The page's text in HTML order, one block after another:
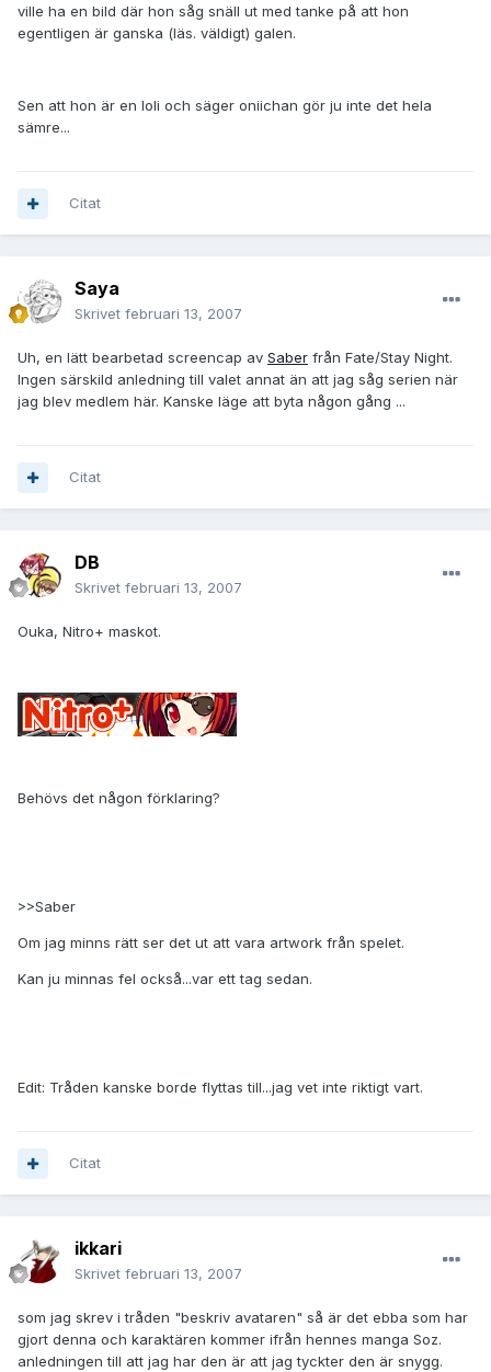
ville ha en bild där hon såg snäll ut med tanke på att hon
egentligen är ganska (läs. väldigt) galen.
Sen att hon är en loli och säger oniichan gör ju inte det hela
sämre...
Citat
Saya
Skrivet februari 13, 2007
Uh, en lätt bearbetad screencap av Saber från Fate/Stay Night.
Ingen särskild anledning till valet annat än att jag såg serien när
jag blev medlem här. Kanske läge att byta någon gång ...
Citat
DB
Skrivet februari 13, 2007
Ouka, Nitro+ maskot.
Behövs det någon förklaring?
>>Saber
Om jag minns rätt ser det ut att vara artwork från spelet.
Kan ju minnas fel också...var ett tag sedan.
Edit: Tråden kanske borde flyttas till...jag vet inte riktigt vart.
Citat
ikkari
Skrivet februari 13, 2007
som jag skrev i tråden "beskriv avataren" så är det ebba som har
gjort denna och karaktären kommer ifrån hennes manga Soz.
anledningen till att jag har den är att jag tyckter den är snygg.